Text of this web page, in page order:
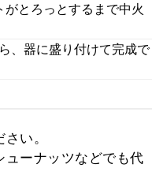
とろっとするまで中火
、器に盛り付けて完成で
い。
ューナッツなどでも代